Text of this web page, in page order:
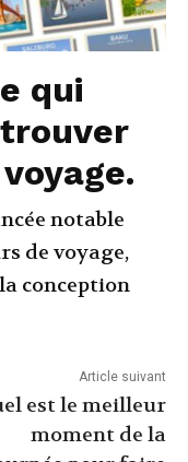
qui
notable
de voyage,
conception
Article suivant
est le meilleur
moment de la